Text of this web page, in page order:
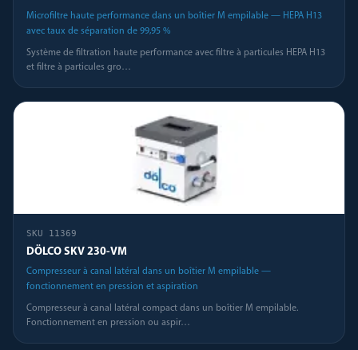
Microfiltre haute performance dans un boîtier M empilable — HEPA H13
avec taux de séparation de 99,95 %
Système de filtration haute performance avec filtre à particules HEPA H13
et filtre à particules gro…
SKU 11369
DÖLCO SKV 230-VM
Compresseur à canal latéral dans un boîtier M empilable —
fonctionnement en pression et aspiration
Compresseur à canal latéral compact dans un boîtier M empilable.
Fonctionnement en pression ou aspir…